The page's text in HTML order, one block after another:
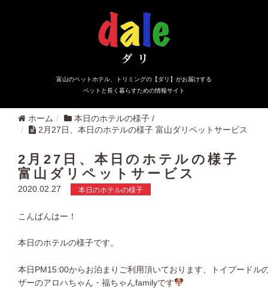
富山のペットホテル、トリミングの【ダリ】がお届けする
ペットと長く暮らすための情報サイト
ホーム 本日のホテルの様子 /
2月27日、本日のホテルの様子 富山ダリペットサービス
2月27日、本日のホテルの様子
富山ダリペットサービス
2020.02.27 本日のホテルの様子
こんばんはー！
本日のホテルの様子です。
本日PM15:00からお泊まりご利用頂いております、トイプードル
ザーのアロハちゃん・福ちゃんfamilyです